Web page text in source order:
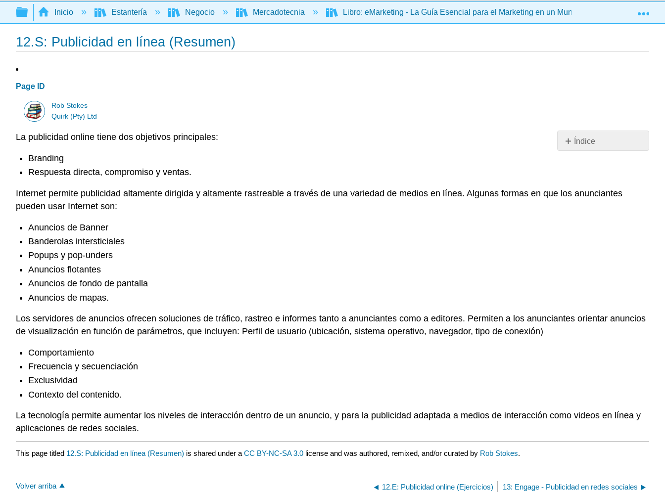
Buscar
Expandir/contraer jerarquía global
Inicio Estantería Negocio Mercadotecnia Libro: eMarketing - La Guía Esencial para el Marketing en un Mundo Digital (Stokes)
12.S: Publicidad en línea (Resumen)
Page ID
Rob Stokes
Quirk (Pty) Ltd
Índice
Sin
La publicidad online tiene dos objetivos principales:
Branding
Respuesta directa, compromiso y ventas.
Internet permite publicidad altamente dirigida y altamente rastreable a través de una variedad de medios en línea. Algunas formas en que los anunciantes
pueden usar Internet son:
Anuncios de Banner
Banderolas intersticiales
Popups y pop-unders
Anuncios flotantes
Anuncios de fondo de pantalla
Anuncios de mapas.
Los servidores de anuncios ofrecen soluciones de tráfico, rastreo e informes tanto a anunciantes como a editores. Permiten a los anunciantes orientar anuncios
de visualización en función de parámetros, que incluyen: Perfil de usuario (ubicación, sistema operativo, navegador, tipo de conexión)
Comportamiento
Frecuencia y secuenciación
Exclusividad
Contexto del contenido.
La tecnología permite aumentar los niveles de interacción dentro de un anuncio, y para la publicidad adaptada a medios de interacción como videos en línea y
aplicaciones de redes sociales.
This page titled 12.S: Publicidad en línea (Resumen) is shared under a CC BY-NC-SA 3.0 license and was authored, remixed, and/or curated by Rob Stokes.
Volver arriba 12.E: Publicidad online (Ejercicios) 13: Engage - Publicidad en redes sociales